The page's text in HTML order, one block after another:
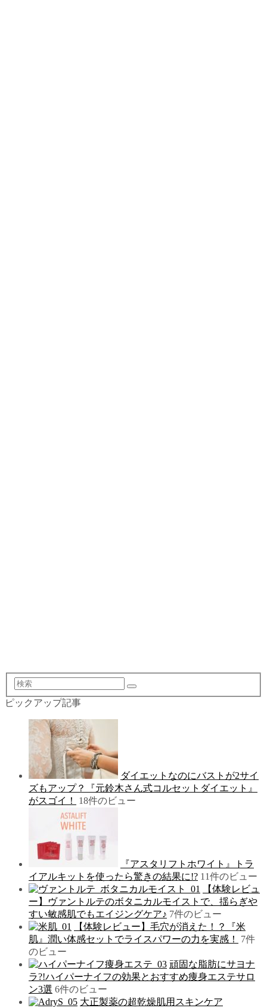
検
索
ピックアップ記事
ダイエットなのにバストが2サイ
ズもアップ？『元鈴木さん式コルセットダイエット』
がスゴイ！
18件のビュー
『アスタリフトホワイト』トラ
イアルキットを使ったら驚きの結果に!? 11件のビュー
【体験レビュ
ー】ヴァントルテのボタニカルモイストで、揺らぎや
すい敏感肌でもエイジングケア♪ 7件のビュー
【体験レビュー】毛穴が消えた！？『米
肌』潤い体感セットでライスパワーの力を実感！
7件
のビュー
頑固な脂肪にサヨナ
ラ?!ハイパーナイフの効果とおすすめ痩身エステサロ
ン3選 6件のビュー
大正製薬の超乾燥肌用スキンケア